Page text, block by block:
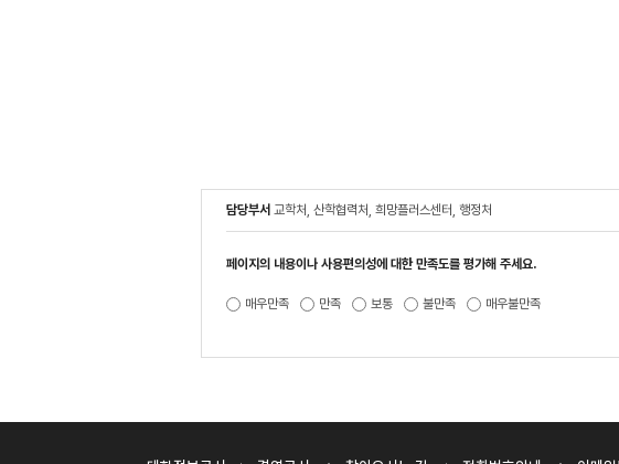
담당부서 교학처, 산학협력처, 희망플러스센터, 행정처
페이지의 내용이나 사용편의성에 대한 만족도를 평가해 주세요.
매우만족 만족 보통 불만족 매우불만족